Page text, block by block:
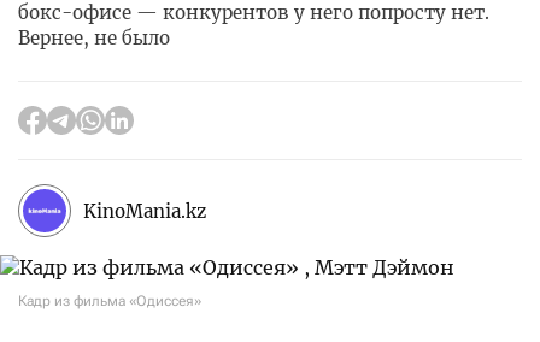
бокс-офисе — конкурентов у него попросту нет.
Вернее, не было
KinoMania.kz
Кадр из фильма «Одиссея»